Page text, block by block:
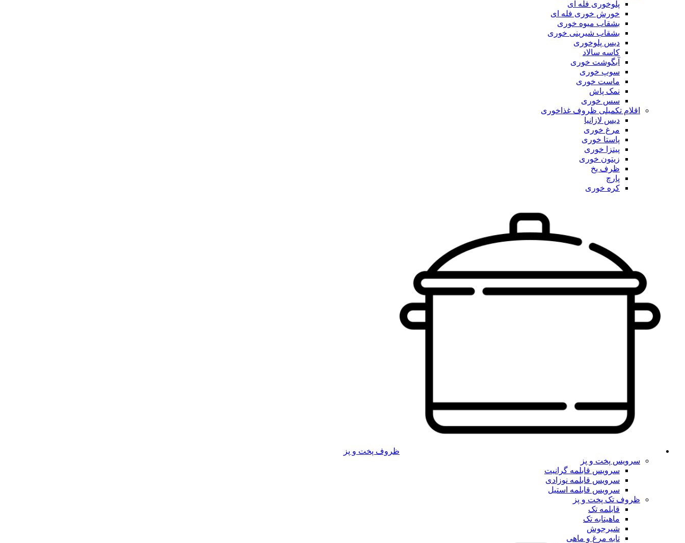
پلوخوری فله ای
خورش خوری فله ای
بشقاب میوه خوری
بشقاب شیرینی خوری
دیس پلوخوری
کاسه سالاد
آبگوشت خوری
سوپ خوری
ماست خوری
نمک پاش
سس خوری
اقلام تکمیلی ظروف غذاخوری
دیس لازانیا
مرغ خوری
پاستا خوری
پیتزا خوری
زیتون خوری
ظرف یخ
پارچ
کره خوری
ظروف پخت و پز
سرویس پخت و پز
سرویس قابلمه گرانیت
سرویس قابلمه نوزادی
سرویس قابلمه استیل
ظروف تک پخت و پز
قابلمه تک
ماهیتابه تک
شیرجوش
تابه مرغ و ماهی